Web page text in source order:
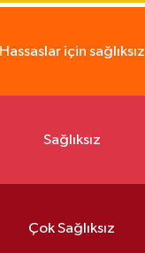
Hassaslar için sağlıksız
Sağlıksız
Çok Sağlıksız